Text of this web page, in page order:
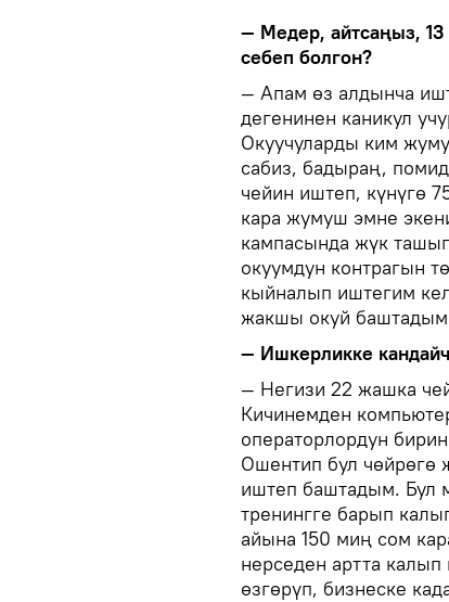
— Медер, айтсаңыз,
себеп болгон?
— Апам өз алдынча
дегенинен каникул
Окуучуларды ким
сабиз, бадыраң,
чейин иштеп, күнүгө
кара жумуш эмне
кампасында жүк
окуумдун контрагын
кыйналып иштегим
жакшы окуй
— Ишкерликке
— Негизи 22 жашка
Кичинемден
операторлордун
Ошентип бул
иштеп баштадым. Бул
тренингге барып
айына 150 миң сом
нерседен артта
өзгөрүп, бизнеске